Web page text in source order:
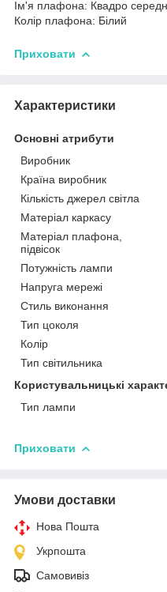
Ім'я плафона: Квадро
Колір плафона: Білий
Приховати
Характеристики
Основні атрибути
Виробник
Країна виробник
Кількість джерел світла
Матеріал каркасу
Матеріал плафона,
підвісок
Потужність лампи
Напруга мережі
Стиль виконання
Тип цоколя
Колір
Тип світильника
Користувальницькі
Тип лампи
Приховати
Умови доставки
Нова Пошта
Укрпошта
Самовивіз